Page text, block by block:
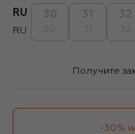
RU
RU
Получите
-30%